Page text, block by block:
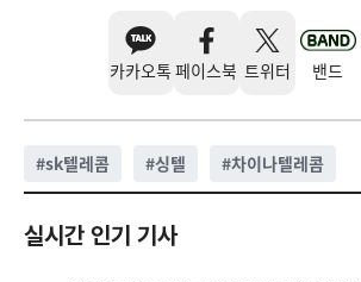
카카오톡 페이스북 트위터 밴드
#sk텔레콤 #싱텔 #차이나텔레콤
실시간 인기 기사